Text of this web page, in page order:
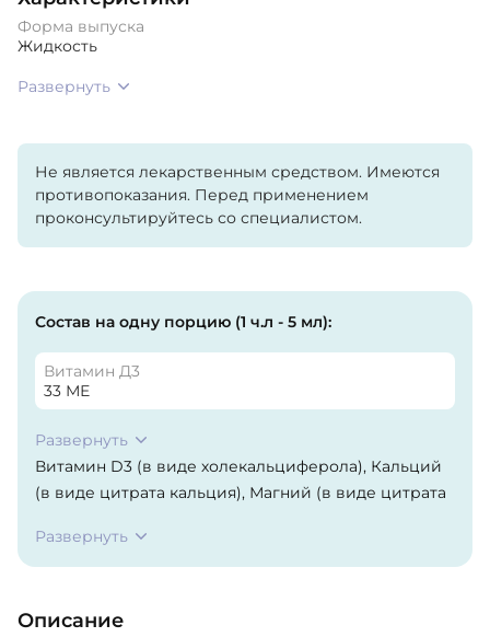
Форма выпуска
Жидкость
Развернуть
Не является лекарственным средством. Имеются
противопоказания. Перед применением
проконсультируйтесь со специалистом.
Состав на одну порцию (1 ч.л - 5 мл):
Витамин Д3
33 МЕ
Развернуть
Витамин D3 (в виде холекальциферола), Кальций
(в виде цитрата кальция), Магний (в виде цитрата
вода, фруктоза, лимонная кислота, натуральный
ароматизатор, ксантановая камедь, сорбат калия
Развернуть
Описание